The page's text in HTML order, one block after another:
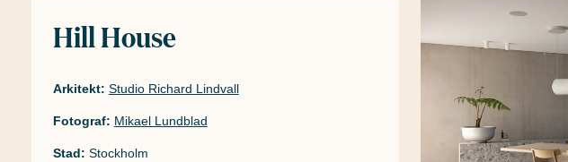
Hill House
Arkitekt: Studio Richard Lindvall
Fotograf: Mikael Lundblad
Stad: Stockholm